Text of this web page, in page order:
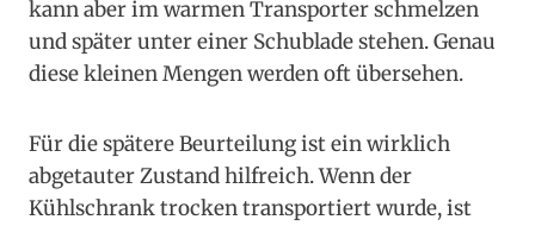
kann aber im warmen Transporter schmelzen
und später unter einer Schublade stehen. Genau
diese kleinen Mengen werden oft übersehen.
Für die spätere Beurteilung ist ein wirklich
abgetauter Zustand hilfreich. Wenn der
Kühlschrank trocken transportiert wurde, ist